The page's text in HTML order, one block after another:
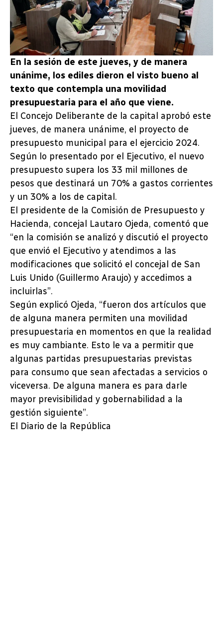
En la sesión de este jueves, y de manera
unánime, los ediles dieron el visto bueno al
texto que contempla una movilidad
presupuestaria para el año que viene.
El Concejo Deliberante de la capital aprobó este
jueves, de manera unánime, el proyecto de
presupuesto municipal para el ejercicio 2024.
Según lo presentado por el Ejecutivo, el nuevo
presupuesto supera los 33 mil millones de
pesos que destinará un 70% a gastos corrientes
y un 30% a los de capital.
El presidente de la Comisión de Presupuesto y
Hacienda, concejal Lautaro Ojeda, comentó que
“en la comisión se analizó y discutió el proyecto
que envió el Ejecutivo y atendimos a las
modificaciones que solicitó el concejal de San
Luis Unido (Guillermo Araujo) y accedimos a
incluirlas”.
Según explicó Ojeda, “fueron dos artículos que
de alguna manera permiten una movilidad
presupuestaria en momentos en que la realidad
es muy cambiante. Esto le va a permitir que
algunas partidas presupuestarias previstas
para consumo que sean afectadas a servicios o
viceversa. De alguna manera es para darle
mayor previsibilidad y gobernabilidad a la
gestión siguiente”.
El Diario de la República